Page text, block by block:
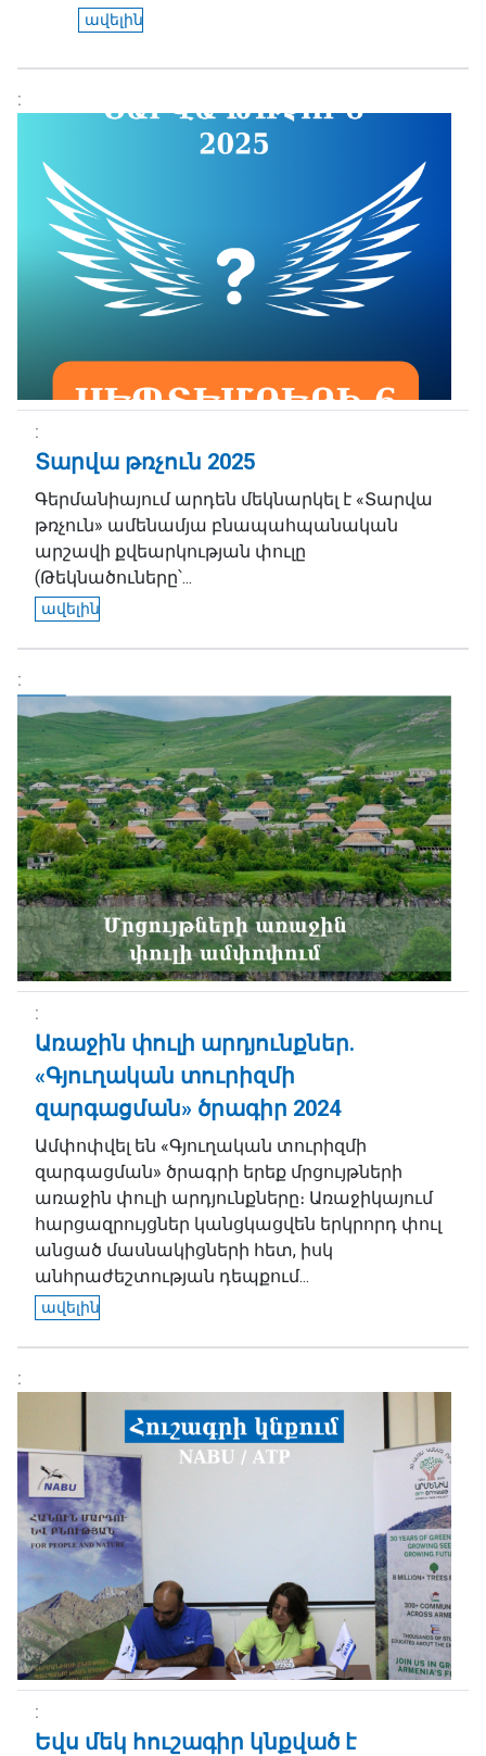
ավելին
Տարվա թռչուն 2025
Գերմանիայում արդեն մեկնարկել է «Տարվա
թռչուն» ամենամյա բնապահպանական
արշավի քվեարկության փուլը
(Թեկնածուները՝...
ավելին
Առաջին փուլի արդյունքներ.
«Գյուղական տուրիզմի
զարգացման» ծրագիր 2024
Ամփոփվել են «Գյուղական տուրիզմի
զարգացման» ծրագրի երեք մրցույթների
առաջին փուլի արդյունքները։ Առաջիկայում
հարցազրույցներ կանցկացվեն երկրորդ փուլ
անցած մասնակիցների հետ, իսկ
անհրաժեշտության դեպքում...
ավելին
Եվս մեկ հուշագիր կնքված է